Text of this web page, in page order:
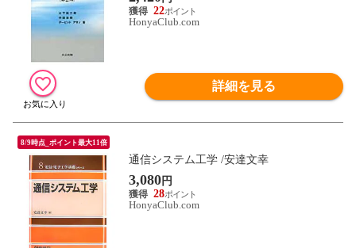
22
HonyaClub.com
詳細を見る
8/9時点_ポイント最大11倍
通信システム工学 /安達文幸
3,080円
28
HonyaClub.com